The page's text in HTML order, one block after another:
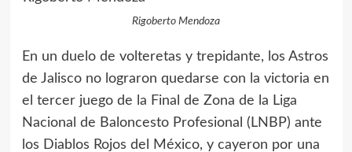
Rigoberto Mendoza
En un duelo de volteretas y trepidante, los Astros
de Jalisco no lograron quedarse con la victoria en
el tercer juego de la Final de Zona de la Liga
Nacional de Baloncesto Profesional (LNBP) ante
los Diablos Rojos del México, y cayeron por una